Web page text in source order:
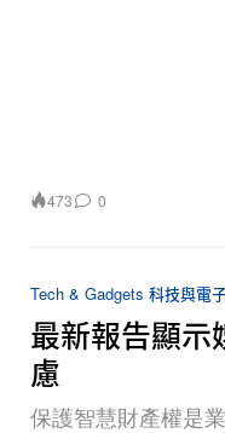
473 0
Tech & Gadgets 科技與電
最新報告顯示
慮
保護智慧財產權是